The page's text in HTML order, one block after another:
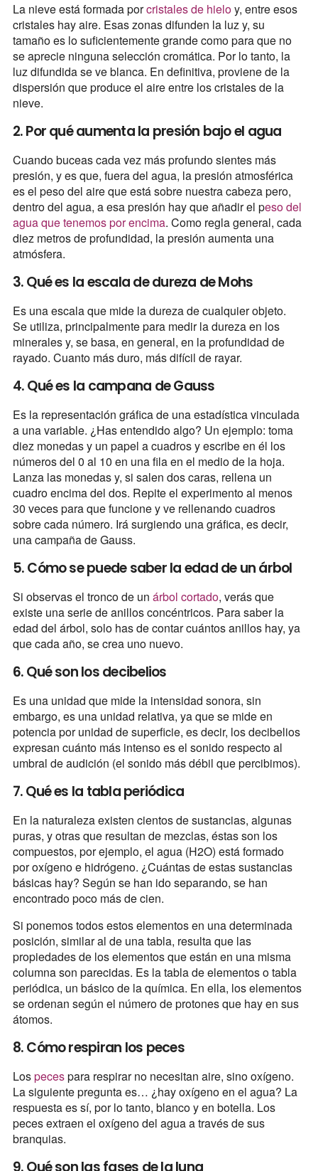
La nieve está formada porcristales de hieloy, entre esos
cristales hay aire. Esas zonas difunden la luz y, su
tamaño es lo suficientemente grande como para que no
se aprecie ninguna selección cromática. Por lo tanto, la
luz difundida se ve blanca. En definitiva, proviene de la
dispersión que produce el aire entre los cristales de la
nieve.
2. Por qué aumenta la presión bajo el agua
Cuando buceas cada vez más profundo sientes más
presión, y es que, fuera del agua, la presión atmosférica
es el peso del aire que está sobre nuestra cabeza pero,
dentro del agua, a esa presión hay que añadir el peso del
agua que tenemos por encima. Como regla general, cada
diez metros de profundidad, la presión aumenta una
atmósfera.
3. Qué es la escala de dureza de Mohs
Es una escala que mide la dureza de cualquier objeto.
Se utiliza, principalmente para medir la dureza en los
minerales y, se basa, en general, en la profundidad de
rayado. Cuanto más duro, más difícil de rayar.
4. Qué es la campana de Gauss
Es la representación gráfica de una estadística vinculada
a una variable. ¿Has entendido algo? Un ejemplo: toma
diez monedas y un papel a cuadros y escribe en él los
números del 0 al 10 en una fila en el medio de la hoja.
Lanza las monedas y, si salen dos caras, rellena un
cuadro encima del dos. Repite el experimento al menos
30 veces para que funcione y ve rellenando cuadros
sobre cada número. Irá surgiendo una gráfica, es decir,
una campaña de Gauss.
5. Cómo se puede saber la edad de un árbol
Si observas el tronco de un árbol cortado, verás que
existe una serie de anillos concéntricos. Para saber la
edad del árbol, solo has de contar cuántos anillos hay, ya
que cada año, se crea uno nuevo.
6. Qué son los decibelios
Es una unidad que mide la intensidad sonora, sin
embargo, es una unidad relativa, ya que se mide en
potencia por unidad de superficie, es decir, los decibelios
expresan cuánto más intenso es el sonido respecto al
umbral de audición (el sonido más débil que percibimos).
7. Qué es la tabla periódica
En la naturaleza existen cientos de sustancias, algunas
puras, y otras que resultan de mezclas, éstas son los
compuestos, por ejemplo, el agua (H2O) está formado
por oxígeno e hidrógeno. ¿Cuántas de estas sustancias
básicas hay? Según se han ido separando, se han
encontrado poco más de cien.
Si ponemos todos estos elementos en una determinada
posición, similar al de una tabla, resulta que las
propiedades de los elementos que están en una misma
columna son parecidas. Es la tabla de elementos o tabla
periódica, un básico de la química. En ella, los elementos
se ordenan según el número de protones que hay en sus
átomos.
8. Cómo respiran los peces
Lospecespara respirar no necesitan aire, sino oxígeno.
La siguiente pregunta es… ¿hay oxígeno en el agua? La
respuesta es sí, por lo tanto, blanco y en botella. Los
peces extraen el oxígeno del agua a través de sus
branquias.